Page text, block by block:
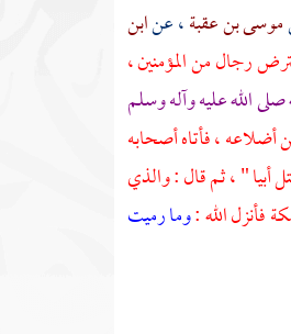
موسى بن عقبة، عنابن
رجال من المؤمنين ،
الله عليه وآله وسلم
، فأتاه أصحابه
أبيا" ، ثم قال : والذي
فأنزل الله :وما رميت